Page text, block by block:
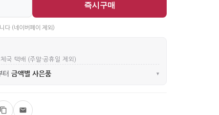
즉시구매
다 (네이버페이 제외)
국 택배 (주말·공휴일 제외)
터 금액별 사은품 ▾